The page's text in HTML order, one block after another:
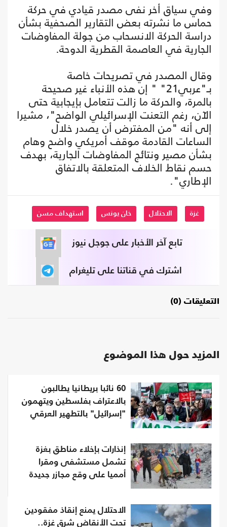
وفي سياق أخر نفى مصدر قيادي في حركة
حماس ما نشرته بعض التقارير الصحفية بشأن
دراسة الحركة الانسحاب من جولة المفاوضات
الجارية في العاصمة القطرية الدوحة.
وقال المصدر في تصريحات خاصة
بـ"عربي21" " إن هذه الأنباء غير صحيحة
بالمرة، والحركة ما زالت تتعامل بإيجابية حتى
الآن، رغم التعنت الإسرائيلي الواضح"، مشيرا
إلى أنه "من المفترض أن يصدر خلال
الساعات القادمة موقف أمريكي واضح وهام
بشأن مصير ونتائج المفاوضات الجارية، بهدف
حسم نقاط الخلاف المتعلقة بالاتفاق
الإطاري".
غزة الاحتلال خان يونس استهداف مسن
تابع آخر الأخبار على جوجل نيوز
اشترك في قناتنا على تليغرام
التعليقات (0)
المزيد حول هذا الموضوع
60 نائبا بريطانيا يطالبون
بالاعتراف بفلسطين ويتهمون
"إسرائيل" بالتطهير العرقي
إنذارات بإخلاء مناطق بغزة
تشمل مستشفى ومقرا
أمميا على وقع مجازر جديدة
الاحتلال يمنع إنقاذ مفقودين
تحت الأنقاض شرق غزة..